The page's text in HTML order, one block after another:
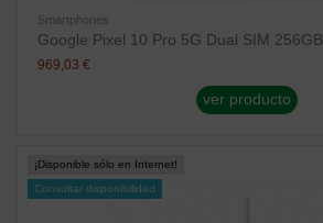
Smartphones
Google Pixel 10 Pro 5G Dual SIM
969,03 €
ver producto
¡Disponible sólo en Internet!
Consultar disponibilidad